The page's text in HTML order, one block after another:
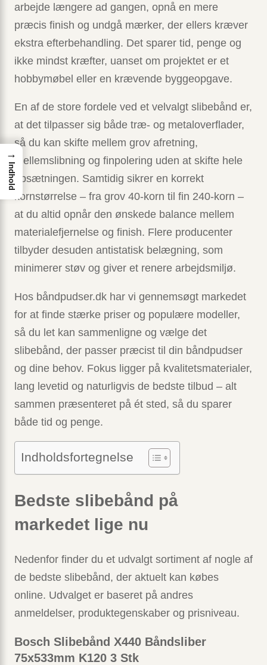
arbejde længere ad gangen, opnå en mere
præcis finish og undgå mærker, der ellers kræver
ekstra efterbehandling. Det sparer tid, penge og
ikke mindst kræfter, uanset om projektet er et
hobby­møbel eller en krævende byggeopgave.
En af de store fordele ved et velvalgt slibebånd er,
at det tilpasser sig både træ- og metaloverflader,
så du kan skifte mellem grov afretning,
mellemslibning og finpolering uden at skifte hele
opsætningen. Samtidig sikrer en korrekt
kornstørrelse – fra grov 40-korn til fin 240-korn –
at du altid opnår den ønskede balance mellem
materialefjernelse og finish. Flere producenter
tilbyder desuden antistatisk belægning, som
minimerer støv og giver et renere arbejdsmiljø.
Hos båndpudser.dk har vi gennemsøgt markedet
for at finde stærke priser og populære modeller,
så du let kan sammenligne og vælge det
slibebånd, der passer præcist til din båndpudser
og dine behov. Fokus ligger på kvalitetsmaterialer,
lang levetid og naturligvis de bedste tilbud – alt
sammen præsenteret på ét sted, så du sparer
både tid og penge.
Indholdsfortegnelse
Bedste slibebånd på
markedet lige nu
Nedenfor finder du et udvalgt sortiment af nogle af
de bedste slibebånd, der aktuelt kan købes
online. Udvalget er baseret på andres
anmeldelser, produktegenskaber og prisniveau.
Bosch Slibebånd X440 Båndsliber
75x533mm K120 3 Stk
→
Indhold